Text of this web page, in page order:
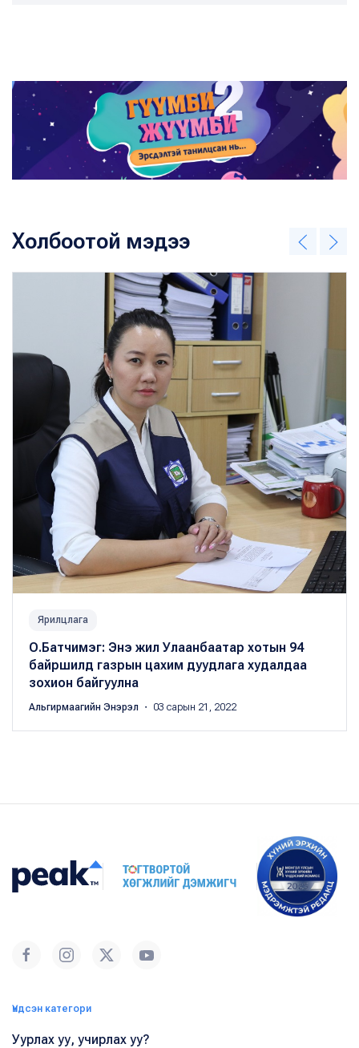
Холбоотой мэдээ
Ярилцлага
О.Батчимэг: Энэ жил Улаанбаатар хотын 94
байршилд газрын цахим дуудлага худалдаа
зохион байгуулна
Альгирмаагийн Энэрэл ・ 03 сарын 21, 2022
Үндсэн категори
Уурлах уу, учирлах уу?